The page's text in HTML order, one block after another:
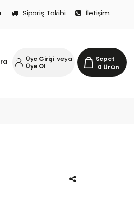
Sipariş Takibi İletişim
Sepet
0 Ürün
Üye Girişi veya
Üye Ol